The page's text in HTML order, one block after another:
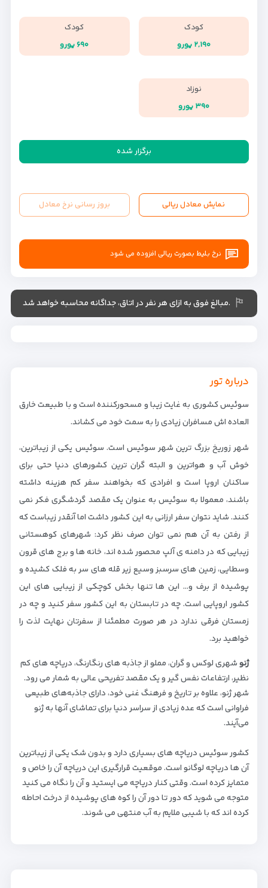
کودک
۲,۱۹۰ یورو
کودک
۶۹۰ یورو
نوزاد
۳۹۰ یورو
برگزار شده
نمایش معادل ریالی بروز رسانی نرخ معادل
نرخ بلیط بصورت ریالی افزوده می شود
.مبالغ فوق به ازای هر نفر در اتاق، جداگانه محاسبه خواهد شد
درباره تور
سوئیس کشوری به غایت زیبا و مسحورکننده است و با طبیعت خارق
العاده اش مسافران زیادی را به سمت خود می کشاند.
شهر زوریخ بزرگ ترین شهر سوئیس است. سوئیس یکی از زیباترین،
خوش آب و هواترین و البته گران ترین کشورهای دنیا حتی برای
ساکنان اروپا است و افرادی که بخواهند سفر کم هزینه داشته
باشند، معمولا به سوئیس به عنوان یک مقصد گردشگری فکر نمی
کنند. شاید نتوان سفر ارزانی به این کشور داشت اما آنقدر زیباست که
از رفتن به آن هم نمی توان صرف نظر کرد: شهرهای کوهستانی
زیبایی که در دامنه ی آلپ محصور شده اند، خانه ها و برج های قرون
وسطایی، زمین های سرسبز وسیع زیر قله های سر به فلک کشیده و
پوشیده از برف و… این ها تنها بخش کوچکی از زیبایی های این
کشور اروپایی است. چه در تابستان به این کشور سفر کنید و چه در
زمستان فرقی ندارد در هر صورت مطمئنا از سفرتان نهایت لذت را
خواهید برد.
ژنوشهری لوکس و گران، مملو از جاذبه های رنگارنگ، دریاچه های کم
نظیر، ارتفاعات نفس گیر و یک مقصد تفریحی عالی به شمار می رود.
شهر ژنو، علاوه بر تاریخ و فرهنگ غنی خود، دارای جاذبه‌های طبیعی
فراوانی است که عده زیادی از سراسر دنیا برای تماشای آنها به ژنو
می‌آیند.
کشور سوئیس دریاچه های بسیاری دارد و بدون شک یکی از زیباترین
آن ها دریاچه لوگانو است. موقعیت قرارگیری این دریاچه آن را خاص و
متمایز کرده است. وقتی کنار دریاچه می ایستید و آن را نگاه می کنید
متوجه می شوید که دور تا دور آن را کوه های پوشیده از درخت احاطه
کرده اند که با شیبی ملایم به آب منتهی می شوند.